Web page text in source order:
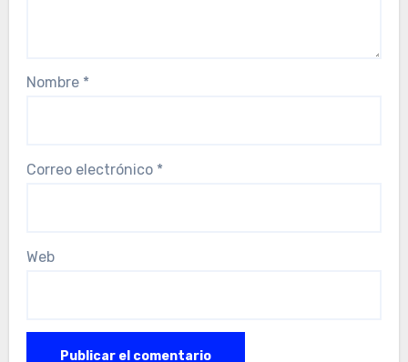
Nombre *
Correo electrónico *
Web